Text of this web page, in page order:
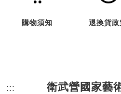
購物須知 退換貨政
::: 頁尾網站資訊。
衛武營國家藝